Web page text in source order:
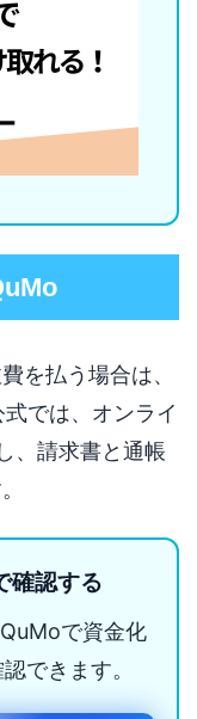
を払う場合は、
では、オンライ
、請求書と通帳
確認する
で資金化
できます。